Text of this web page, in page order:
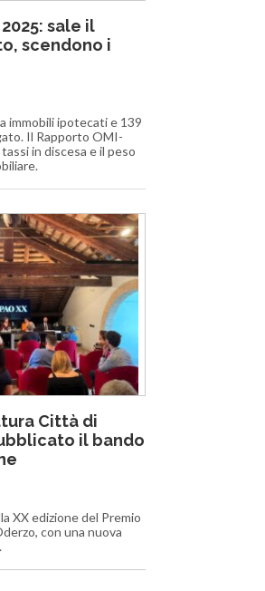
sale il
scendono i
immobili ipotecati e 139
Il Rapporto OMI-
in discesa e il peso
Città di
il bando
XX edizione del Premio
con una nuova